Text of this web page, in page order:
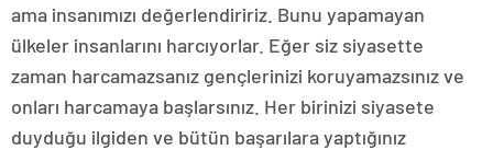
ama insanımızı değerlendiririz. Bunu yapamayan
ülkeler insanlarını harcıyorlar. Eğer siz siyasette
zaman harcamazsanız gençlerinizi koruyamazsınız ve
onları harcamaya başlarsınız. Her birinizi siyasete
duyduğu ilgiden ve bütün başarılara yaptığınız